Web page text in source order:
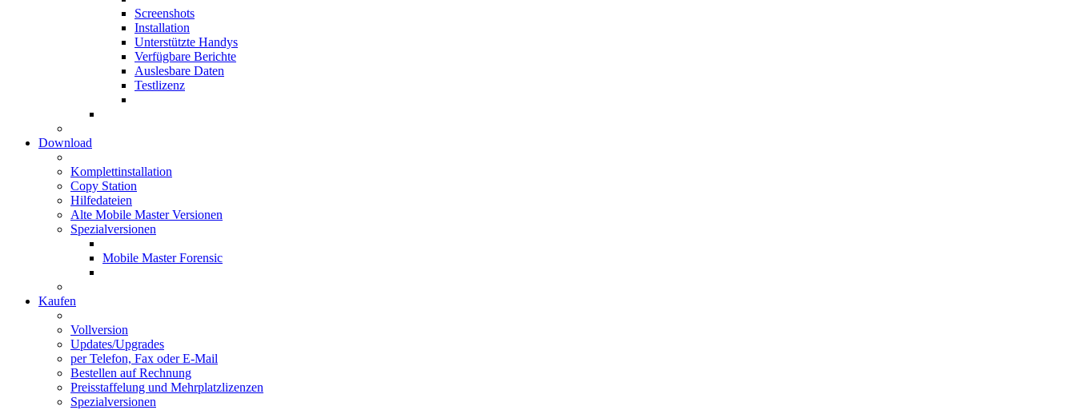
Screenshots
Installation
Unterstützte Handys
Verfügbare Berichte
Auslesbare Daten
Testlizenz
Download
Komplettinstallation
Copy Station
Hilfedateien
Alte Mobile Master Versionen
Spezialversionen
Mobile Master Forensic
Kaufen
Vollversion
Updates/Upgrades
per Telefon, Fax oder E-Mail
Bestellen auf Rechnung
Preisstaffelung und Mehrplatzlizenzen
Spezialversionen